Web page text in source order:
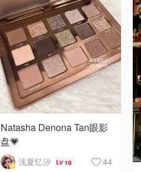
Natasha Denona Tan眼影
盘💗
浅夏忆汐 19 44